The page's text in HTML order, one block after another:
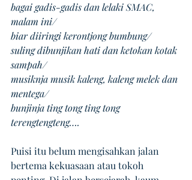
bagai gadis-gadis dan lelaki SMAC,
malam ini/
biar diiringi kerontjong bumbung/
suling dibunjikan hati dan ketokan kotak
sampah/
musiknja musik kaleng, kaleng melek dan
mentega/
bunjinja ting tong ting tong
terengtengteng….
Puisi itu belum mengisahkan jalan
bertema kekuasaan atau tokoh